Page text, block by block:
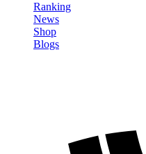
Ranking
News
Shop
Blogs